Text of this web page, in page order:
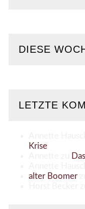
DIESE
LETZTE
Krise
alter Boomer